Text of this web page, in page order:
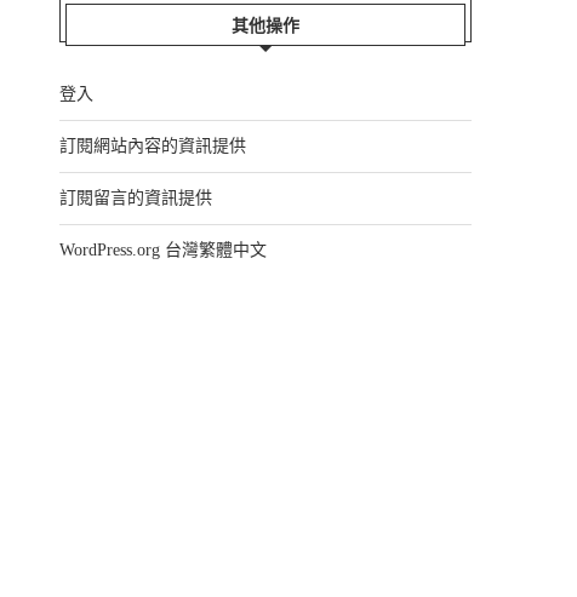
其他操作
登入
訂閱網站內容的資訊提供
訂閱留言的資訊提供
WordPress.org 台灣繁體中文